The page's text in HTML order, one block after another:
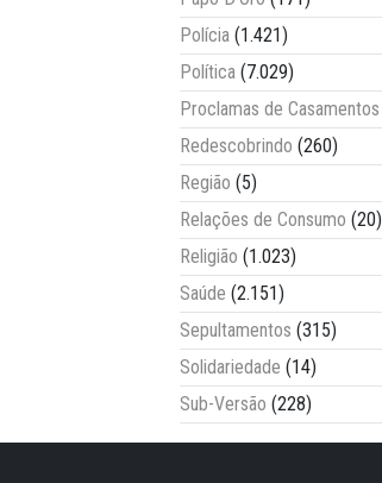
Polícia (1.421)
Política (7.029)
Proclamas de Casamentos
Redescobrindo (260)
Região (5)
Relações de Consumo (20)
Religião (1.023)
Saúde (2.151)
Sepultamentos (315)
Solidariedade (14)
Sub-Versão (228)